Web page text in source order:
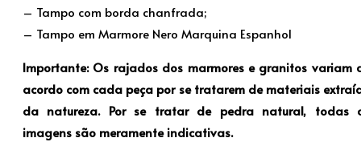
– Tampo com borda chanfrada;
– Tampo em Marmore Nero Marquina Espanhol
Importante: Os rajados dos marmores e granitos variam
acordo com cada peça por se tratarem de materiais
da natureza. Por se tratar de pedra natural, todas
imagens são meramente indicativas.